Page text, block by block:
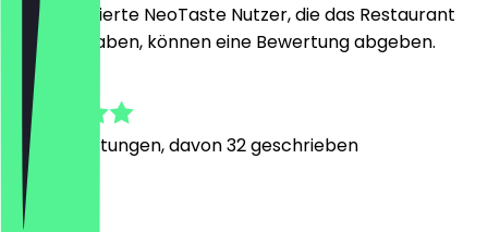
Nur registrierte NeoTaste Nutzer, die das Restaurant
besucht haben, können eine Bewertung abgeben.
4.9
557
Bewertungen, davon 32 geschrieben
Nick